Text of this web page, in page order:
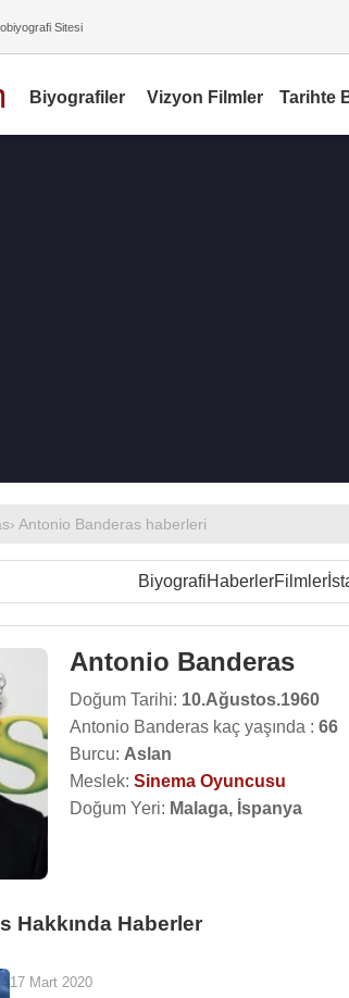
Sitesi
Biyografiler Vizyon Filmler Tarihte
› Antonio Banderas haberleri
BiyografiHaberlerFilmler
Antonio Banderas
Doğum Tarihi: 10.Ağustos.1960
Antonio Banderas kaç yaşında : 66
Burcu: Aslan
Meslek: Sinema Oyuncusu
Doğum Yeri: Malaga, İspanya
Hakkında Haberler
17 Mart 2020